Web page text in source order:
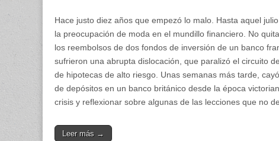
Hace justo diez años que empezó lo malo. Hasta aquel
la preocupación de moda en el mundillo financiero. No
los reembolsos de dos fondos de inversión de un banco
sufrieron una abrupta dislocación, que paralizó el circuito
de hipotecas de alto riesgo. Unas semanas más tarde,
de depósitos en un banco británico desde la época
crisis y reflexionar sobre algunas de las lecciones que no
Leer más →